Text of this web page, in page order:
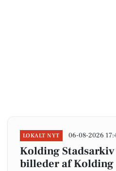
LOKALT NYT 06-08-2026
Kolding
billeder af Kolding